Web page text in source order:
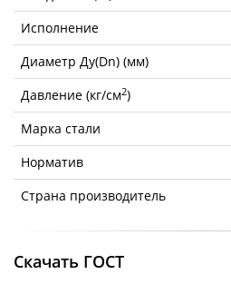
Исполнение
Диаметр Ду(Dn) (мм)
Давление (кг/см2)
Марка стали
Норматив
Страна производитель
Скачать ГОСТ